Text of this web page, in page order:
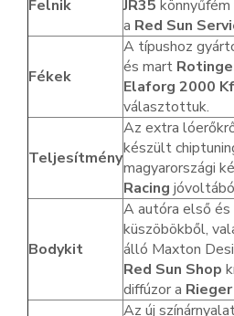
Felnik
JR35
a Red Sun
Fékek
A típushoz
és mart
Elaforg 2000
választottuk.
Teljesítmény
Az extra
készült
magyarországi
Racing
Bodykit
A autóra első
küszöbökből,
álló Maxton
Red Sun Shop
diffúzor a
Az új